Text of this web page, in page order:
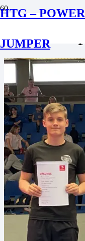
HTG – POWER
JUMPER
Wettkampf